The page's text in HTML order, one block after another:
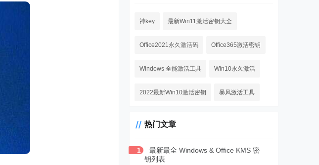
神key 最新Win11激活密钥大全
Office2021永久激活码 Office365激活密钥
Windows 全能激活工具 Win10永久激活
2022最新Win10激活密钥 暴风激活工具
热门文章
1
最新最全 Windows & Office KMS 密
钥列表